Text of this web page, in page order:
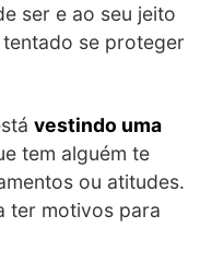
ser e ao seu jeito
se proteger
vestindo uma
tem alguém te
ou atitudes.
ter motivos para